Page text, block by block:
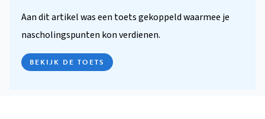
Aan dit artikel was een toets gekoppeld waarmee je
nascholingspunten kon verdienen.
BEKIJK DE TOETS